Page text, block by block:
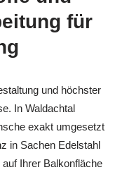
für
und höchster
In Waldachtal
exakt umgesetzt
in Sachen Edelstahl
Ihrer Balkonfläche